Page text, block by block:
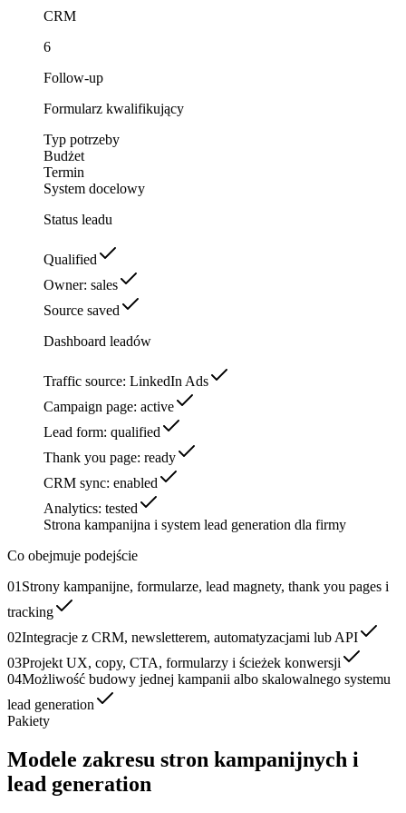
CRM
6
Follow-up
Formularz kwalifikujący
Typ potrzeby
Budżet
Termin
System docelowy
Status leadu
Qualified
Owner: sales
Source saved
Dashboard leadów
Traffic source: LinkedIn Ads
Campaign page: active
Lead form: qualified
Thank you page: ready
CRM sync: enabled
Analytics: tested
Strona kampanijna i system lead generation dla firmy
Co obejmuje podejście
01 Strony kampanijne, formularze, lead magnety, thank you pages i
tracking
02Integracje z CRM, newsletterem, automatyzacjami lub API
03Projekt UX, copy, CTA, formularzy i ścieżek konwersji
04Możliwość budowy jednej kampanii albo skalowalnego systemu
lead generation
Pakiety
Modele zakresu stron kampanijnych i
lead generation